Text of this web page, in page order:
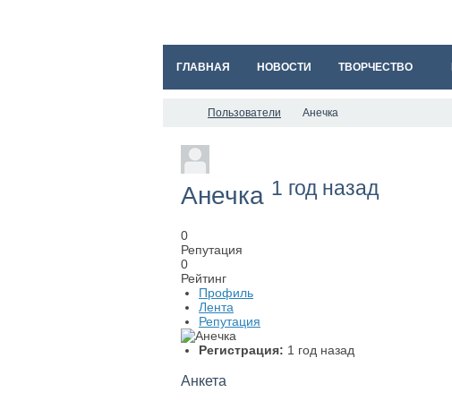
ГЛАВНАЯ НОВОСТИ ТВОРЧЕСТВО
Пользователи Анечка
Анечка 1 год назад
0
Репутация
0
Рейтинг
Профиль
Лента
Репутация
Регистрация: 1 год назад
Анкета